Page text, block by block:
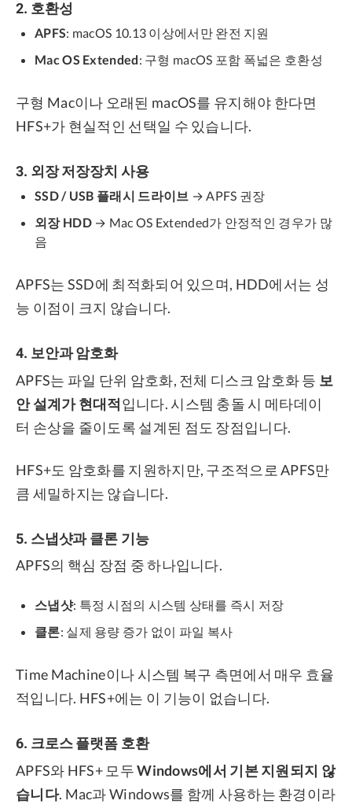
2. 호환성
APFS: macOS 10.13 이상에서만 완전 지원
Mac OS Extended: 구형 macOS 포함 폭넓은 호환성
구형 Mac이나 오래된 macOS를 유지해야 한다면
HFS+가 현실적인 선택일 수 있습니다.
3. 외장 저장장치 사용
SSD / USB 플래시 드라이브 → APFS 권장
외장 HDD→ Mac OS Extended가 안정적인 경우가 많
음
APFS는 SSD에 최적화되어 있으며, HDD에서는 성
능 이점이 크지 않습니다.
4. 보안과 암호화
APFS는 파일 단위 암호화, 전체 디스크 암호화 등 보
안 설계가 현대적입니다. 시스템 충돌 시 메타데이
터 손상을 줄이도록 설계된 점도 장점입니다.
HFS+도 암호화를 지원하지만, 구조적으로 APFS만
큼 세밀하지는 않습니다.
5. 스냅샷과 클론 기능
APFS의 핵심 장점 중 하나입니다.
스냅샷: 특정 시점의 시스템 상태를 즉시 저장
클론: 실제 용량 증가 없이 파일 복사
Time Machine이나 시스템 복구 측면에서 매우 효율
적입니다. HFS+에는 이 기능이 없습니다.
6. 크로스 플랫폼 호환
APFS와 HFS+ 모두Windows에서 기본 지원되지 않
습니다. Mac과 Windows를 함께 사용하는 환경이라